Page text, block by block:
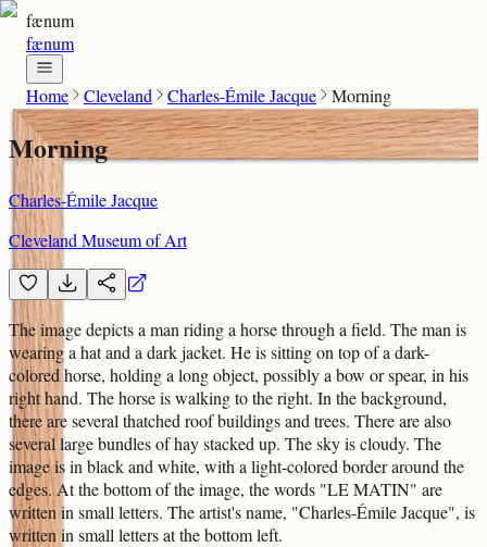
fænum
fænum
Home Cleveland Charles-Émile Jacque Morning
Morning
Charles-Émile Jacque
Cleveland Museum of Art
The image depicts a man riding a horse through a field. The man is
wearing a hat and a dark jacket. He is sitting on top of a dark-
colored horse, holding a long object, possibly a bow or spear, in his
right hand. The horse is walking to the right. In the background,
there are several thatched roof buildings and trees. There are also
several large bundles of hay stacked up. The sky is cloudy. The
image is in black and white, with a light-colored border around the
edges. At the bottom of the image, the words "LE MATIN" are
written in small letters. The artist's name, "Charles-Émile Jacque", is
written in small letters at the bottom left.